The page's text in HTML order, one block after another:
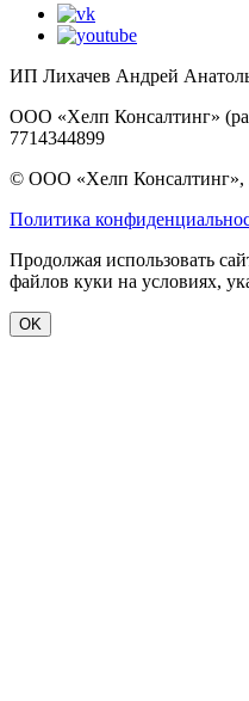
ИП Лихачев Андрей
ООО «Хелп Консалтинг»
7714344899
© ООО «Хелп Консалтинг»,
Политика
Продолжая использовать
файлов куки на условиях,
OK